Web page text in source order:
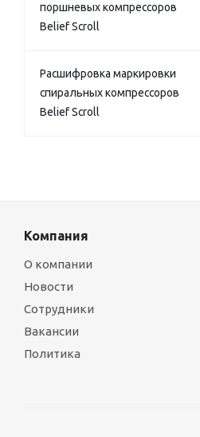
поршневых компрессоров
Belief Scroll
Расшифровка маркировки
спиральных компрессоров
Belief Scroll
Компания
О компании
Новости
Сотрудники
Вакансии
Политика